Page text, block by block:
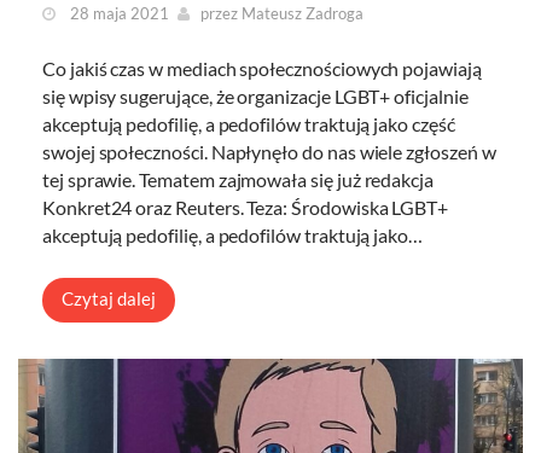
28 maja 2021 przez Mateusz Zadroga
Co jakiś czas w mediach społecznościowych pojawiają
się wpisy sugerujące, że organizacje LGBT+ oficjalnie
akceptują pedofilię, a pedofilów traktują jako część
swojej społeczności. Napłynęło do nas wiele zgłoszeń w
tej sprawie. Tematem zajmowała się już redakcja
Konkret24 oraz Reuters. Teza: Środowiska LGBT+
akceptują pedofilię, a pedofilów traktują jako…
Czytaj dalej